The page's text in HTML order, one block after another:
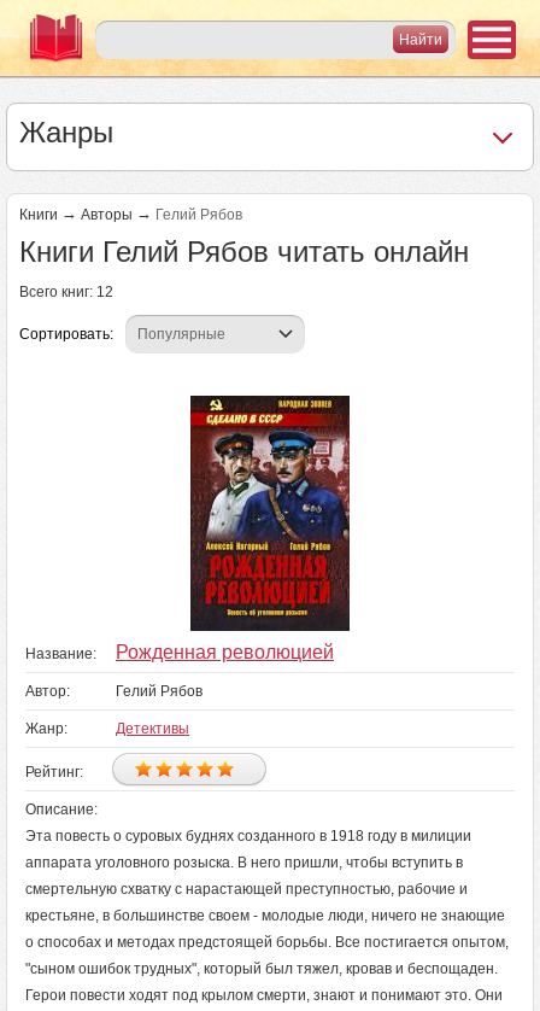
Жанры
Книги → Авторы → Гелий Рябов
Книги Гелий Рябов читать онлайн
Всего книг: 12
Сортировать:
Название: Рожденная революцией
Автор: Гелий Рябов
Жанр: Детективы
Рейтинг:
Описание:
Эта повесть о суровых буднях созданного в 1918 году в милиции
аппарата уголовного розыска. В него пришли, чтобы вступить в
смертельную схватку с нарастающей преступностью, рабочие и
крестьяне, в большинстве своем - молодые люди, ничего не знающие
о способах и методах предстоящей борьбы. Все постигается опытом,
"сыном ошибок трудных", который был тяжел, кровав и беспощаден.
Герои повести ходят под крылом смерти, знают и понимают это. Они